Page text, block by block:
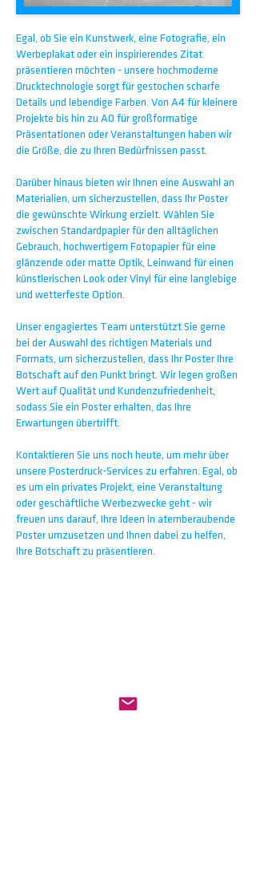
Egal, ob Sie ein Kunstwerk, eine Fotografie, ein
Werbeplakat oder ein inspirierendes Zitat
präsentieren möchten - unsere hochmoderne
Drucktechnologie sorgt für gestochen scharfe
Details und lebendige Farben. Von A4 für kleinere
Projekte bis hin zu A0 für großformatige
Präsentationen oder Veranstaltungen haben wir
die Größe, die zu Ihren Bedürfnissen passt.
Darüber hinaus bieten wir Ihnen eine Auswahl an
Materialien, um sicherzustellen, dass Ihr Poster
die gewünschte Wirkung erzielt. Wählen Sie
zwischen Standardpapier für den alltäglichen
Gebrauch, hochwertigem Fotopapier für eine
glänzende oder matte Optik, Leinwand für einen
künstlerischen Look oder Vinyl für eine langlebige
und wetterfeste Option.
Unser engagiertes Team unterstützt Sie gerne
bei der Auswahl des richtigen Materials und
Formats, um sicherzustellen, dass Ihr Poster Ihre
Botschaft auf den Punkt bringt. Wir legen großen
Wert auf Qualität und Kundenzufriedenheit,
sodass Sie ein Poster erhalten, das Ihre
Erwartungen übertrifft.
Kontaktieren Sie uns noch heute, um mehr über
unsere Posterdruck-Services zu erfahren. Egal, ob
es um ein privates Projekt, eine Veranstaltung
oder geschäftliche Werbezwecke geht - wir
freuen uns darauf, Ihre Ideen in atemberaubende
Poster umzusetzen und Ihnen dabei zu helfen,
Ihre Botschaft zu präsentieren.